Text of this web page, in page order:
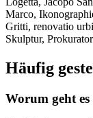
Marco,
Gritti, renovatio
Skulptur,
Häufig
Worum geht